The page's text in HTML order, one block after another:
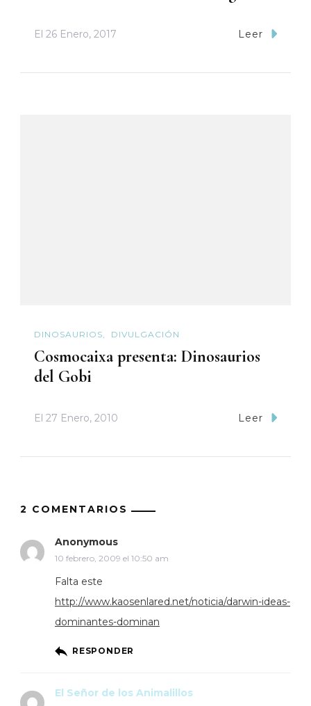
El 26 Enero, 2017 Leer
DINOSAURIOS DIVULGACIÓN
Cosmocaixa presenta: Dinosaurios
del Gobi
El 27 Enero, 2010 Leer
2 COMENTARIOS
Anonymous
10 febrero, 2009 el 10:50 am
Falta este
http://www.kaosenlared.net/noticia/darwin-ideas-
dominantes-dominan
RESPONDER
El Señor de los Animalillos